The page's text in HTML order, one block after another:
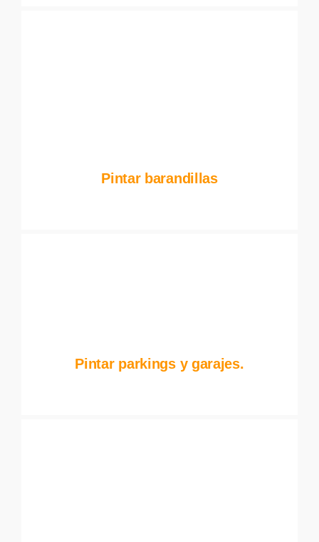
Pintar barandillas
Pintar parkings y garajes.